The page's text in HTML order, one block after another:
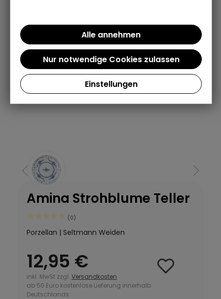
Amina Strohblume Teller
(0)
Porzellan | Seltmann Weiden
12,95 €
inkl. MwSt zzgl. Versandkosten
ab 50 Euro kostenlose Lieferung innerhalb
Deutschlands
Einstellungen